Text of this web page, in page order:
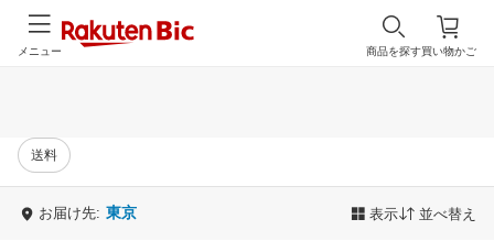
買い物かご
商品を探す
メニュー
送料
お届け先: 東京 表示 並べ替え